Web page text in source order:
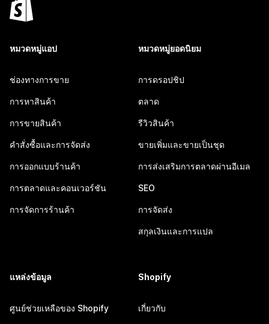
หมวดหมู่แอป
ช่องทางการขาย
การหาสินค้า
การขายสินค้า
คำสั่งซื้อและการจัดส่ง
การออกแบบร้านค้า
การตลาดและคอนเวอร์ชัน
การจัดการร้านค้า
หมวดหมู่ยอดนิยม
การดรอปชิป
ตลาด
รีวิวสินค้า
ขายเพิ่มและขายเป็นชุด
การส่งเสริมการตลาดผ่านอีเมล
SEO
การจัดส่ง
สกุลเงินและการแปล
แหล่งข้อมูล
ศูนย์ช่วยเหลือของ Shopify
Shopify
เกี่ยวกับ